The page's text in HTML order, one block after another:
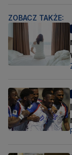
ZOBACZ TAKŻE: